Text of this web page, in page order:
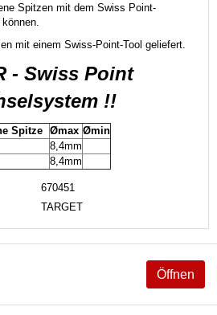
Spitzen mit dem Swiss Point-
mit einem Swiss-Point-Tool geliefert.
- Swiss Point
!!
Spitze Ømax Ømin
8,4mm
8,4mm
670451
TARGET
Öffnen